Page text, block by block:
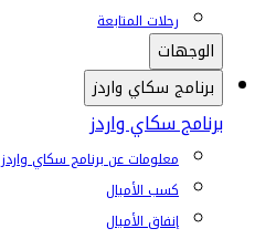
رحلات المتابعة
الوجهات
برنامج سكاي واردز
برنامج سكاي واردز
معلومات عن برنامج سكاي واردز
كسب الأميال
إنفاق الأميال